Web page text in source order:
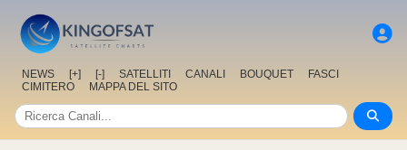
NEWS [+] [-] SATELLITI CANALI BOUQUET
FASCI
CIMITERO
MAPPA DEL SITO